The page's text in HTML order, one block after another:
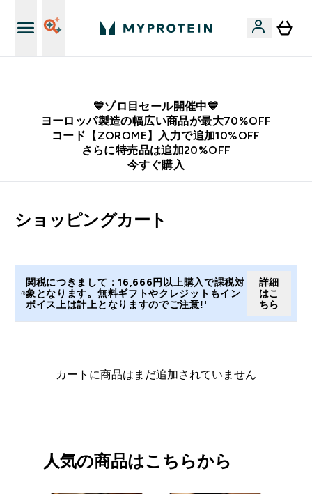
💙ゾロ目セール開催中💙
ヨーロッパ製造の幅広い商品が最大70%OFF
コード【ZOROME】入力で追加10%OFF
さらに特売品は追加20%OFF
今すぐ購入
ショッピングカート
関税につきまして：16,666円以上購入で課税対
象となります。無料ギフトやクレジットもイン
ボイス上は計上となりますのでご注意!'
詳細
はこ
ちら
カートに商品はまだ追加されていません
人気の商品はこちらから